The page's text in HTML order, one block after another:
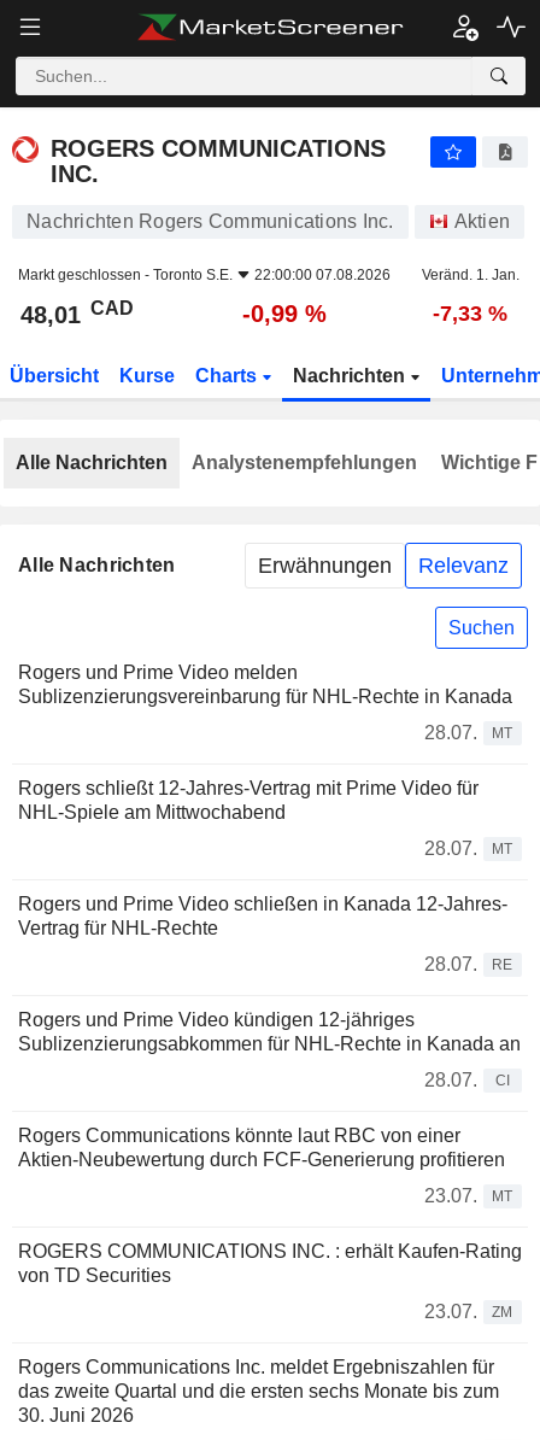
ROGERS COMMUNICATIONS
INC.
Nachrichten Rogers Communications Inc. Aktien
Markt geschlossen - Toronto S.E. 22:00:00 07.08.2026 Veränd. 1. Jan.
48,01 CAD -0,99 % -7,33 %
Übersicht Kurse Charts Nachrichten
Alle Nachrichten Erwähnungen Relevanz
Suchen
Rogers und Prime Video melden
Sublizenzierungsvereinbarung für NHL-Rechte in Kanada
28.07.
MT
Rogers schließt 12-Jahres-Vertrag mit Prime Video für
NHL-Spiele am Mittwochabend
28.07.
MT
Rogers und Prime Video schließen in Kanada 12-Jahres-
Vertrag für NHL-Rechte
28.07.
RE
Rogers und Prime Video kündigen 12-jähriges
Sublizenzierungsabkommen für NHL-Rechte in Kanada an
28.07.
CI
Rogers Communications könnte laut RBC von einer
Aktien-Neubewertung durch FCF-Generierung profitieren
23.07.
MT
ROGERS COMMUNICATIONS INC. : erhält Kaufen-Rating
von TD Securities
23.07.
ZM
Rogers Communications Inc. meldet Ergebniszahlen für
das zweite Quartal und die ersten sechs Monate bis zum
30. Juni 2026
Alle Nachrichten Analystenempfehlungen Wichtige